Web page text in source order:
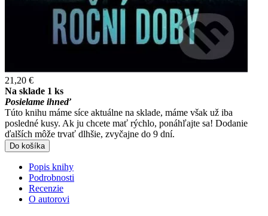
21,20 €
Na sklade 1 ks
Posielame ihneď
Túto knihu máme síce aktuálne na sklade, máme však už iba
posledné kusy. Ak ju chcete mať rýchlo, ponáhľajte sa! Dodanie
ďalších môže trvať dlhšie, zvyčajne do 9 dní.
Do košíka
Popis knihy
Podrobnosti
Recenzie
O autorovi